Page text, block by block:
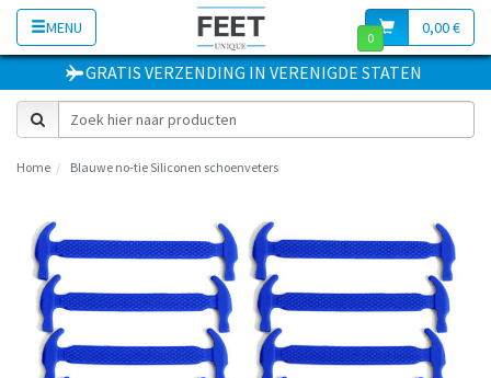
MENU 0,00 €
0
GRATIS VERZENDING IN VERENIGDE STATEN
Home Blauwe no-tie Siliconen schoenveters
Previous Next